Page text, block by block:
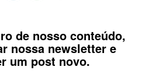
de nosso conteúdo,
nossa newsletter e
um post novo.